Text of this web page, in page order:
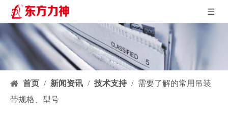
首页 / 新闻资讯 / 技术支持 / 需要了解的常用吊装
带规格、型号